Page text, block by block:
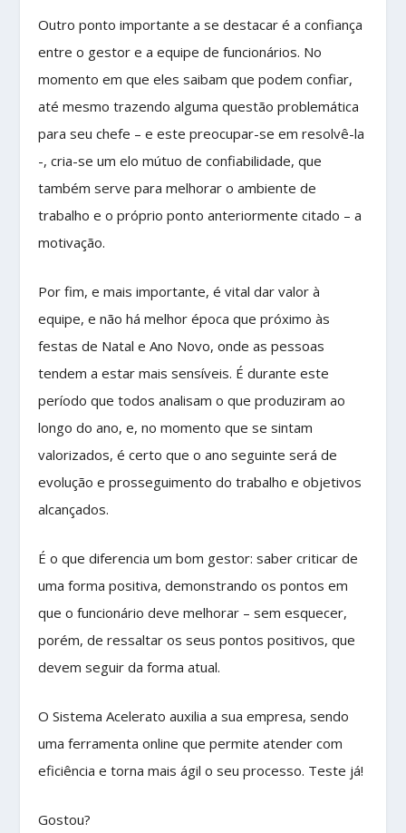
Outro ponto importante a se destacar é a confiança
entre o gestor e a equipe de funcionários. No
momento em que eles saibam que podem confiar,
até mesmo trazendo alguma questão problemática
para seu chefe – e este preocupar-se em resolvê-la
-, cria-se um elo mútuo de confiabilidade, que
também serve para melhorar o ambiente de
trabalho e o próprio ponto anteriormente citado – a
motivação.
Por fim, e mais importante, é vital dar valor à
equipe, e não há melhor época que próximo às
festas de Natal e Ano Novo, onde as pessoas
tendem a estar mais sensíveis. É durante este
período que todos analisam o que produziram ao
longo do ano, e, no momento que se sintam
valorizados, é certo que o ano seguinte será de
evolução e prosseguimento do trabalho e objetivos
alcançados.
É o que diferencia um bom gestor: saber criticar de
uma forma positiva, demonstrando os pontos em
que o funcionário deve melhorar – sem esquecer,
porém, de ressaltar os seus pontos positivos, que
devem seguir da forma atual.
O Sistema Acelerato auxilia a sua empresa, sendo
uma ferramenta online que permite atender com
eficiência e torna mais ágil o seu processo. Teste já!
Gostou?